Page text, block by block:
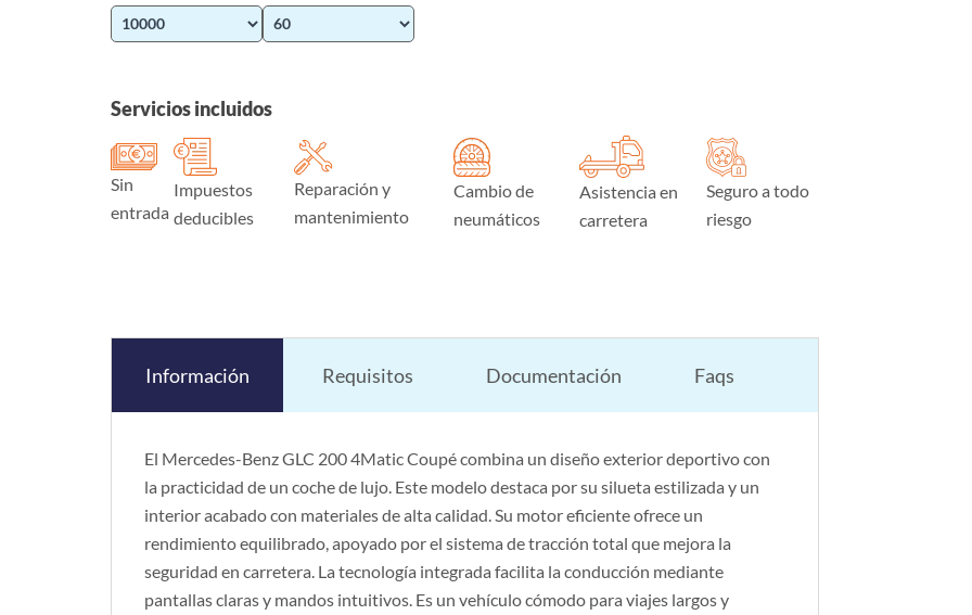
Servicios incluidos
Sin
entrada
Impuestos
deducibles
Reparación y
mantenimiento
Cambio de
neumáticos
Asistencia en
carretera
Seguro a todo
riesgo
Información Requisitos Documentación Faqs
El Mercedes-Benz GLC 200 4Matic Coupé combina un diseño exterior deportivo con
la practicidad de un coche de lujo. Este modelo destaca por su silueta estilizada y un
interior acabado con materiales de alta calidad. Su motor eficiente ofrece un
rendimiento equilibrado, apoyado por el sistema de tracción total que mejora la
seguridad en carretera. La tecnología integrada facilita la conducción mediante
pantallas claras y mandos intuitivos. Es un vehículo cómodo para viajes largos y